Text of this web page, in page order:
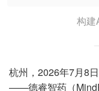
构建
杭州，2026年7月8
——德睿智药（